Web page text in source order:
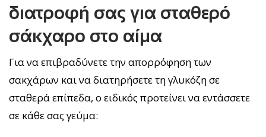
διατροφή σας για σταθερό
σάκχαρο στο αίμα
Για να επιβραδύνετε την απορρόφηση των
σακχάρων και να διατηρήσετε τη γλυκόζη σε
σταθερά επίπεδα, ο ειδικός προτείνει να εντάσσετε
σε κάθε σας γεύμα: